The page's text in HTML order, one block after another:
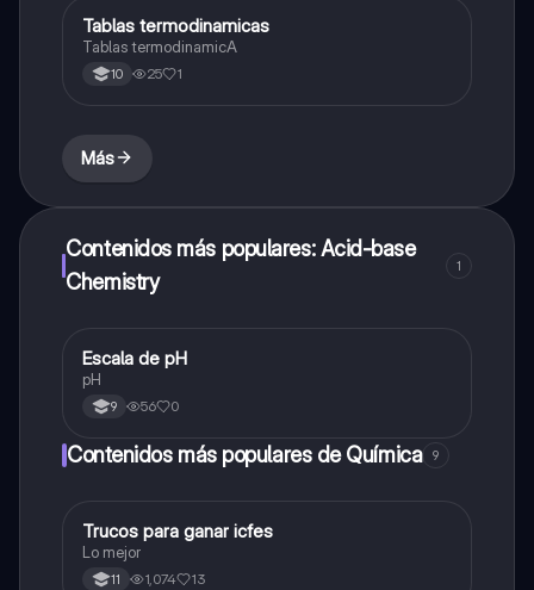
Química
Tablas termodinamicas
Tablas termodinamicA
10 25 1
Más
Contenidos más populares: Acid-base
Chemistry
1
Química
Escala de pH
pH
9 56 0
Contenidos más populares de Química 9
Química
Trucos para ganar icfes
Lo mejor
11 1,074 13